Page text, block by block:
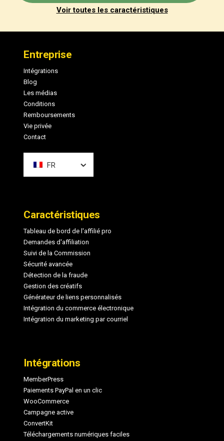
Voir toutes les caractéristiques
page
Entreprise
Intégrations
Blog
Les médias
Conditions
Remboursements
Vie privée
Contact
FR
Caractéristiques
Tableau de bord de l'affilié pro
Demandes d'affiliation
Suivi de la Commission
Sécurité avancée
Détection de la fraude
Gestion des créatifs
Générateur de liens personnalisés
Intégration du commerce électronique
Intégration du marketing par courriel
Intégrations
MemberPress
Paiements PayPal en un clic
WooCommerce
Campagne active
ConvertKit
Téléchargements numériques faciles